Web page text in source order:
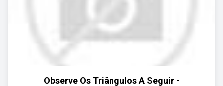
Observe Os Triângulos A Seguir -